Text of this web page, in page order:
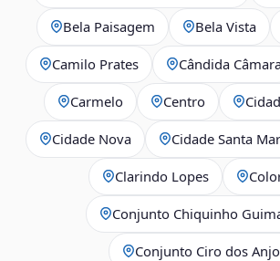
Bela Paisagem Bela Vista
Camilo Prates Cândida Câmara
Carmelo Centro
Cidade Nova Cidade Santa
Clarindo Lopes
Conjunto Chiquinho
Conjunto Ciro dos